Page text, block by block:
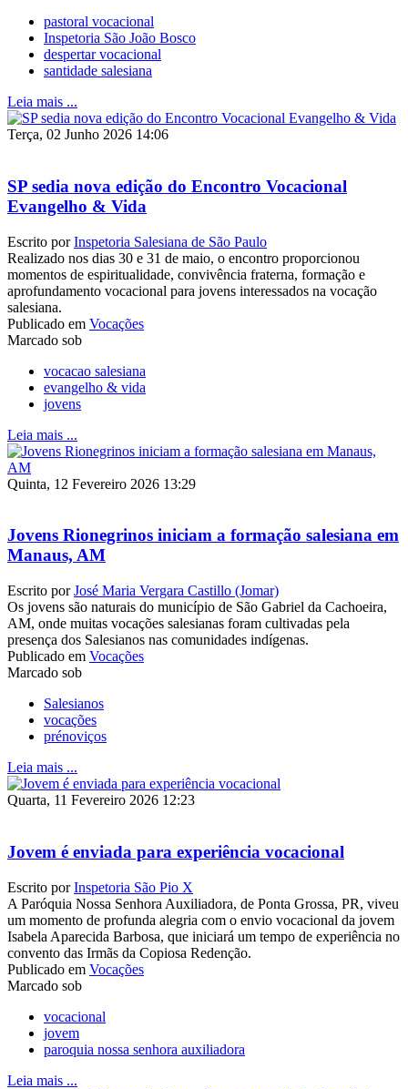
pastoral vocacional
Inspetoria São João Bosco
despertar vocacional
santidade salesiana
Leia mais ...
Terça, 02 Junho 2026 14:06
SP sedia nova edição do Encontro Vocacional
Evangelho & Vida
Escrito porInspetoria Salesiana de São Paulo
Realizado nos dias 30 e 31 de maio, o encontro proporcionou
momentos de espiritualidade, convivência fraterna, formação e
aprofundamento vocacional para jovens interessados na vocação
salesiana.
Publicado em Vocações
Marcado sob
vocacao salesiana
evangelho & vida
jovens
Leia mais ...
Quinta, 12 Fevereiro 2026 13:29
Jovens Rionegrinos iniciam a formação salesiana em
Manaus, AM
Escrito porJosé Maria Vergara Castillo (Jomar)
Os jovens são naturais do município de São Gabriel da Cachoeira,
AM, onde muitas vocações salesianas foram cultivadas pela
presença dos Salesianos nas comunidades indígenas.
Publicado em Vocações
Marcado sob
Salesianos
vocações
prénoviços
Leia mais ...
Quarta, 11 Fevereiro 2026 12:23
Jovem é enviada para experiência vocacional
Escrito porInspetoria São Pio X
A Paróquia Nossa Senhora Auxiliadora, de Ponta Grossa, PR, viveu
um momento de profunda alegria com o envio vocacional da jovem
Isabela Aparecida Barbosa, que iniciará um tempo de experiência no
convento das Irmãs da Copiosa Redenção.
Publicado em Vocações
Marcado sob
vocacional
jovem
paroquia nossa senhora auxiliadora
Leia mais ...